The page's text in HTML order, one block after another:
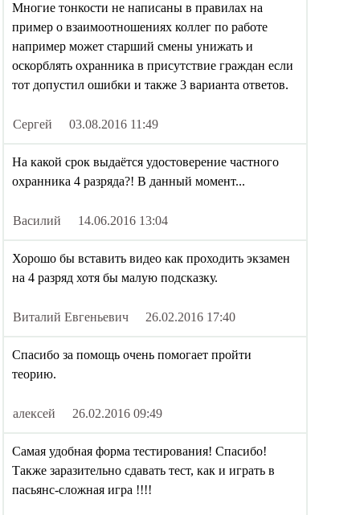
Многие тонкости не написаны в правилах на
пример о взаимоотношениях коллег по работе
например может старший смены унижать и
оскорблять охранника в присутствие граждан если
тот допустил ошибки и также 3 варианта ответов.
Сергей 03.08.2016 11:49
На какой срок выдаётся удостоверение частного
охранника 4 разряда?! В данный момент...
Василий 14.06.2016 13:04
Хорошо бы вставить видео как проходить экзамен
на 4 разряд хотя бы малую подсказку.
Виталий Евгеньевич 26.02.2016 17:40
Спасибо за помощь очень помогает пройти
теорию.
алексей 26.02.2016 09:49
Самая удобная форма тестирования! Спасибо!
Также заразительно сдавать тест, как и играть в
пасьянс-сложная игра !!!!